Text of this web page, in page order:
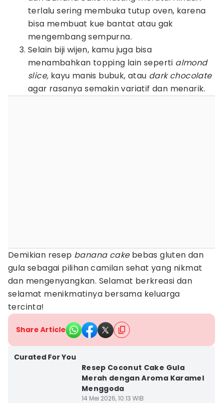
terlalu sering membuka tutup oven, karena
bisa membuat kue bantat atau gak
mengembang sempurna.
Selain biji wijen, kamu juga bisa
menambahkan topping lain seperti almond
slice, kayu manis bubuk, atau dark chocolate
agar rasanya semakin variatif dan menarik.
Demikian resep banana cake bebas gluten dan
gula sebagai pilihan camilan sehat yang nikmat
dan mengenyangkan. Selamat berkreasi dan
selamat menikmatinya bersama keluarga
tercinta!
Share Article
Curated For You
Resep Coconut Cake Gula
Merah dengan Aroma Karamel
Menggoda
14 Mei 2026, 10:13 WIB